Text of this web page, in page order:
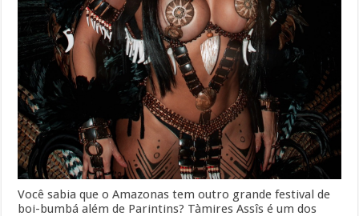
Você sabia que o Amazonas tem outro grande festival de
boi-bumbá além de Parintins? Tàmires Assîs é um dos